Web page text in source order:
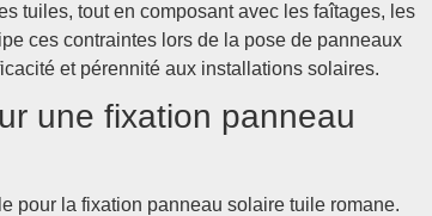
tuiles, tout en composant avec les faîtages, les
ces contraintes lors de la pose de panneaux
et pérennité aux installations solaires.
une fixation panneau
pour la fixation panneau solaire tuile romane.